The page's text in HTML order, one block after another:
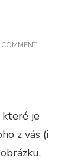
ON
které je
z vás (i